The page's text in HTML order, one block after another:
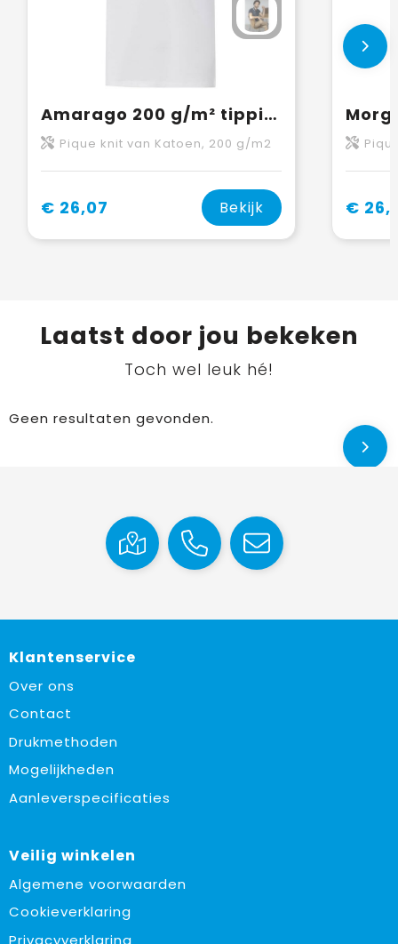
Amarago 200 g/m² tipping herenpolo met korte mouwen
Pique knit van Katoen, 200 g/m2
€ 26,07 Bekijk €
Laatst door jou bekeken
Toch wel leuk hé!
Geen resultaten gevonden.
Klantenservice
Over ons
Contact
Drukmethoden
Mogelijkheden
Aanleverspecificaties
Veilig winkelen
Algemene voorwaarden
Cookieverklaring
Privacyverklaring